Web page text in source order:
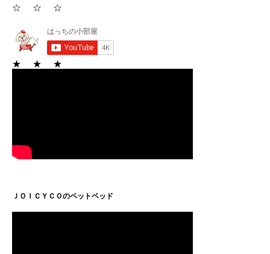
☆ ☆ ☆
★ ★ ★
ＪＯＩＣＹＣＯのペットベッド